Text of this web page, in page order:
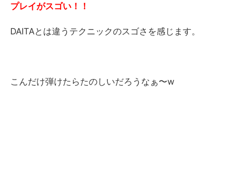
プレイがスゴい！！
DAITAとは違うテクニックのスゴさを感じます。
こんだけ弾けたらたのしいだろうなぁ〜w